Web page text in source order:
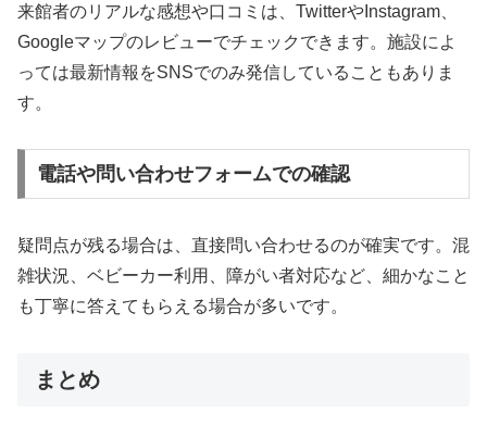
来館者のリアルな感想や口コミは、TwitterやInstagram、
Googleマップのレビューでチェックできます。施設によ
っては最新情報をSNSでのみ発信していることもありま
す。
電話や問い合わせフォームでの確認
疑問点が残る場合は、直接問い合わせるのが確実です。混
雑状況、ベビーカー利用、障がい者対応など、細かなこと
も丁寧に答えてもらえる場合が多いです。
まとめ